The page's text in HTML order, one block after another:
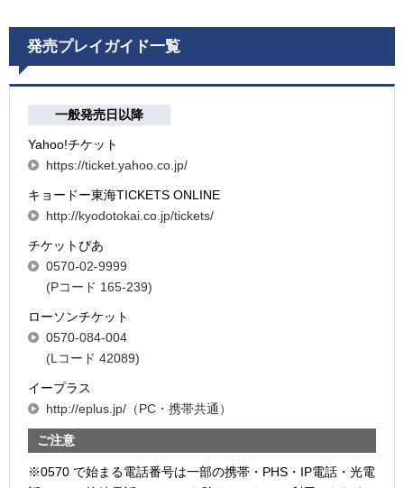
発売プレイガイド一覧
一般発売日以降
Yahoo!チケット
https://ticket.yahoo.co.jp/
キョードー東海TICKETS ONLINE
http://kyodotokai.co.jp/tickets/
チケットぴあ
0570-02-9999
(Pコード 165-239)
ローソンチケット
0570-084-004
(Lコード 42089)
イープラス
http://eplus.jp/（PC・携帯共通）
ご注意
※0570 で始まる電話番号は一部の携帯・PHS・IP電話・光電